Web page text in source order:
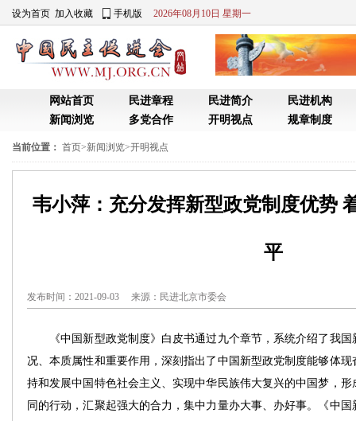
设为首页 加入收藏 手机版 2026年08月10日 星期一
网站首页 民进章程 民进简介
民进机构
新闻浏览
多党合作 开明视点 规章制度
当前位置： 首页>新闻浏览>开明视点
韦小萍：充分发挥新型政党制度优势
平
发布时间：2021-09-03 来源： 民进北京市委会
《中国新型政党制度》白皮书通过九个章节，系统介绍了我国
况、本质属性和重要作用，深刻指出了中国新型政党制度能够体
持和发展中国特色社会主义、实现中华民族伟大复兴的中国梦，
同的行动，汇聚起强大的合力，集中力量办大事、办好事。《中